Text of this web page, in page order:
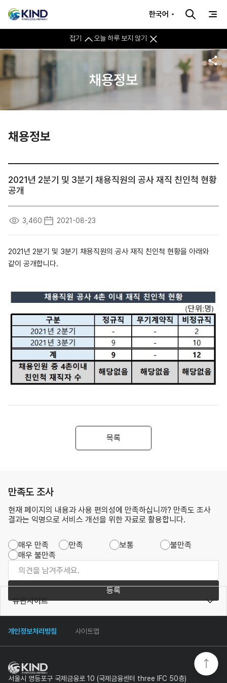
접기 오늘 하루 보지 않기
한국어
채용정보
채용정보
2021년 2분기 및 3분기 채용직원의 공사 재직 친인척 현황
공개
3,460 2021-08-23
2021년 2분기 및 3분기 채용직원의 공사 재직 친인척 현황을 아래와
같이 공개합니다.
목록
만족도 조사
현재 페이지의 내용과 사용 편의성에 만족하십니까? 만족도 조사
결과는 익명으로 서비스 개선을 위한 자료로 활용합니다.
매우 만족 만족 보통
불만족
매우 불만족
등록
개인정보처리방침 사이트맵
유관사이트
서울시 영등포구 국제금융로 10 (국제금융센터 three IFC 50층)